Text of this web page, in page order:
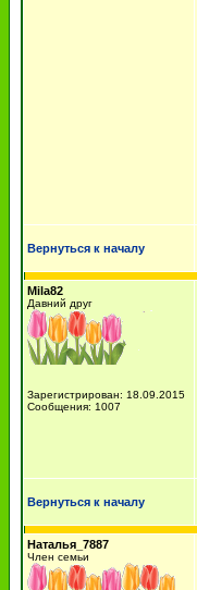
Вернуться к началу
Mila82
Давний друг
Зарегистрирован: 18.09.2015
Сообщения: 1007
Вернуться к началу
Наталья_7887
Член семьи